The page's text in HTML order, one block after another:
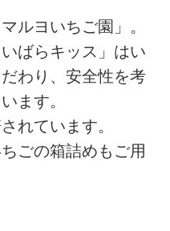
ルヨいちご園」。
ばらキッス」はい
わり、安全性を考
ます。
れています。
ごの箱詰めもご用